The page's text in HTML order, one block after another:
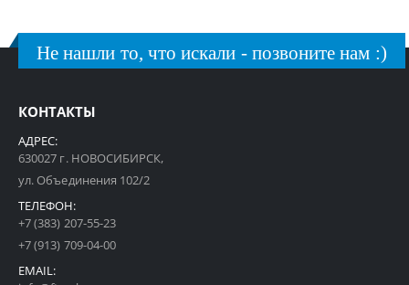
Не нашли то, что искали - позвоните нам :)
КОНТАКТЫ
АДРЕС:
630027 г. НОВОСИБИРСК,
ул. Объединения 102/2
ТЕЛЕФОН:
+7 (383) 207-55-23
+7 (913) 709-04-00
EMAIL: